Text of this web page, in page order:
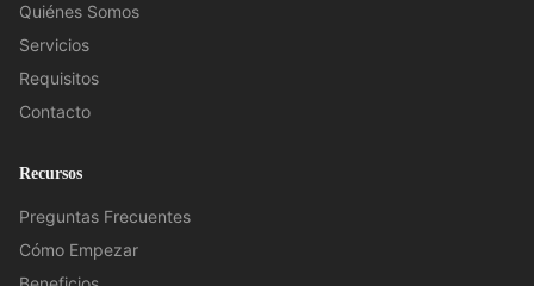
Quiénes Somos
Servicios
Requisitos
Contacto
Recursos
Preguntas Frecuentes
Cómo Empezar